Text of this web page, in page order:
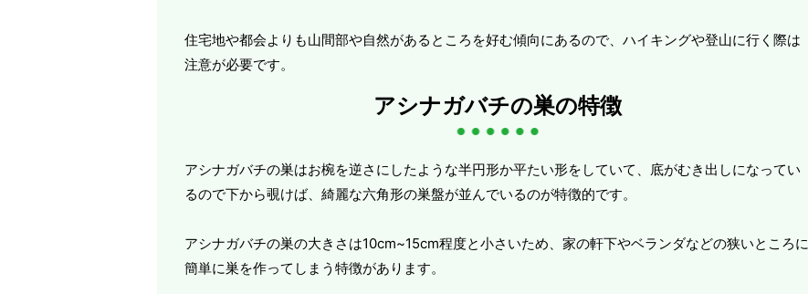
住宅地や都会よりも山間部や自然があるところを好む傾向にあるので、ハイキングや登山に行く際は
注意が必要です。
アシナガバチの巣の特徴
アシナガバチの巣はお椀を逆さにしたような半円形か平たい形をしていて、底がむき出しになってい
るので下から覗けば、綺麗な六角形の巣盤が並んでいるのが特徴的です。
アシナガバチの巣の大きさは10cm~15cm程度と小さいため、家の軒下やベランダなどの狭いところに
簡単に巣を作ってしまう特徴があります。